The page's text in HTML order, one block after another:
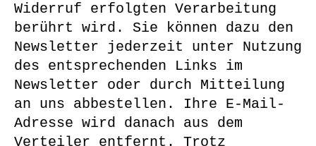
Widerruf erfolgten Verarbeitung
berührt wird. Sie können dazu den
Newsletter jederzeit unter Nutzung
des entsprechenden Links im
Newsletter oder durch Mitteilung
an uns abbestellen. Ihre E-Mail-
Adresse wird danach aus dem
Verteiler entfernt. Trotz